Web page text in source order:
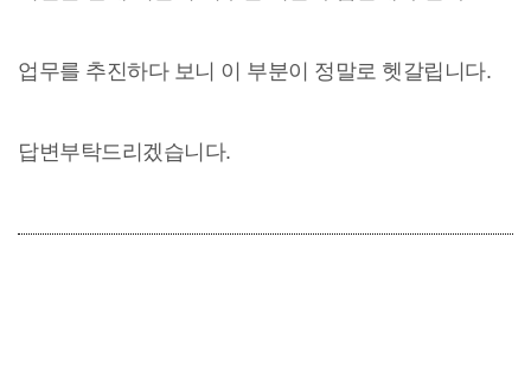
업무를 추진하다 보니 이 부분이 정말로 헷갈립니다.
답변부탁드리겠습니다.